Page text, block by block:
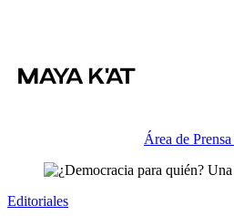
Área de Prensa
Editoriales